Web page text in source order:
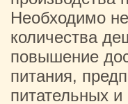
Необходимо
количества
повышение
питания,
питательных